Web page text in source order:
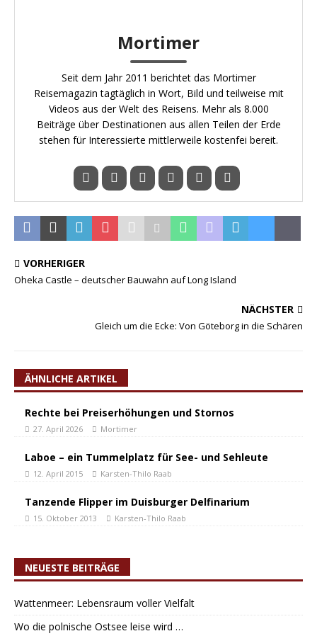
Mortimer
Seit dem Jahr 2011 berichtet das Mortimer
Reisemagazin tagtäglich in Wort, Bild und teilweise mit
Videos aus der Welt des Reisens. Mehr als 8.000
Beiträge über Destinationen aus allen Teilen der Erde
stehen für Interessierte mittlerweile kostenfei bereit.
VORHERIGER
Oheka Castle – deutscher Bauwahn auf Long Island
NÄCHSTER
Gleich um die Ecke: Von Göteborg in die Schären
ÄHNLICHE ARTIKEL
Rechte bei Preiserhöhungen und Stornos
27. April 2026 Mortimer
Laboe – ein Tummelplatz für See- und Sehleute
12. April 2015 Karsten-Thilo Raab
Tanzende Flipper im Duisburger Delfinarium
15. Oktober 2013 Karsten-Thilo Raab
NEUESTE BEITRÄGE
Wattenmeer: Lebensraum voller Vielfalt
Wo die polnische Ostsee leise wird …